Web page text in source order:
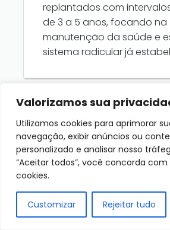
Valorizamos sua
Utilizamos cookies para aprimorar
navegação, exibir anúncios ou
personalizado e analisar nosso
“Aceitar todos”, você concorda com
cookies.
Customizar Rejeitar tudo
replantados com
de 3 a 5 anos, focando na
manutenção da saúde e
sistema radicular já
O substrato utilizado deve
conforme a idade do
Sim, bonsais jovens
beneficiar de substratos
ricos em nutrientes,
crescimento rápido.
velhos necessitam de